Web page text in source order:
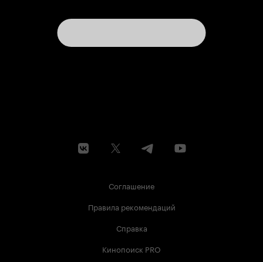
Соглашение
Правила рекомендаций
Справка
Кинопоиск PRO